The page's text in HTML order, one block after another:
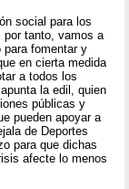
social para los
por tanto, vamos a
para fomentar y
en cierta medida
a todos los
la edil, quien
públicas y
pueden apoyar a
de Deportes
para que dichas
afecte lo menos